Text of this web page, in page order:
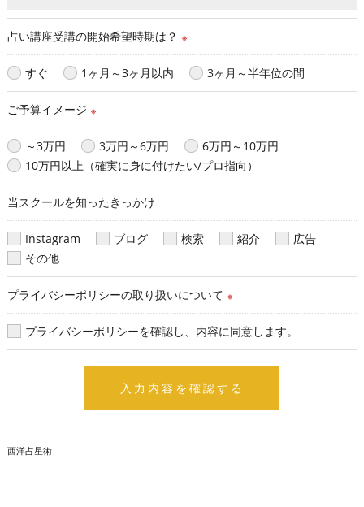
占い講座受講の開始希望時期は？ ※
すぐ 1ヶ月～3ヶ月以内 3ヶ月～半年位の間
ご予算イメージ ※
～3万円 3万円～6万円
6万円～10万円
10万円以上（確実に身に付けたい/プロ指向）
当スクールを知ったきっかけ
Instagram ブログ 検索 紹介
広告
その他
プライバシーポリシーの取り扱いについて ※
プライバシーポリシーを確認し、内容に同意します。
西洋占星術